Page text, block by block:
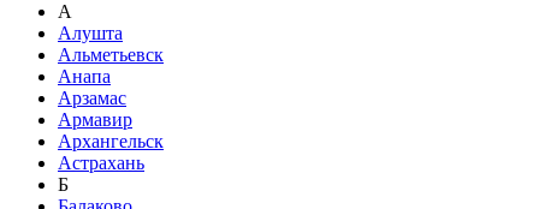
А
Алушта
Альметьевск
Анапа
Арзамас
Армавир
Архангельск
Астрахань
Б